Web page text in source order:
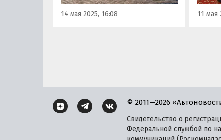
партнерами из разных стран, а
еще с 67 партнерами ведутся
14 мая 2025, 16:08 11 мая
© 2011—2026
Свидетельство о
Федеральной службой по